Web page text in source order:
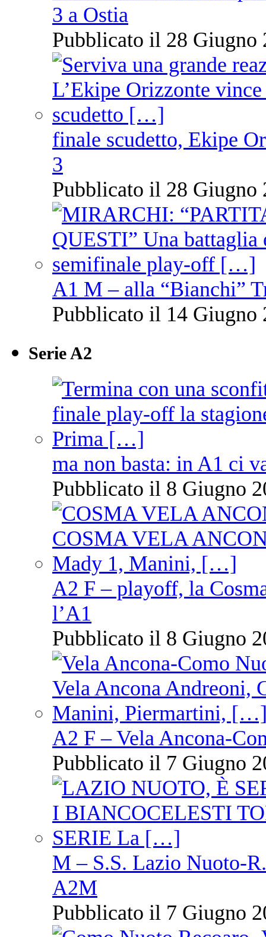
3 a Ostia
Pubblicato il 28 Giugno
finale scudetto, Ekipe
3
Pubblicato il 28 Giugno
A1 M – alla “Bianchi”
Pubblicato il 14 Giugno
Serie A2
ma non basta: in A1 ci
Pubblicato il 8 Giugno
A2 F – playoff, la
l’A1
Pubblicato il 8 Giugno
A2 F – Vela Ancona-
Pubblicato il 7 Giugno
M – S.S. Lazio Nuoto-
A2M
Pubblicato il 7 Giugno